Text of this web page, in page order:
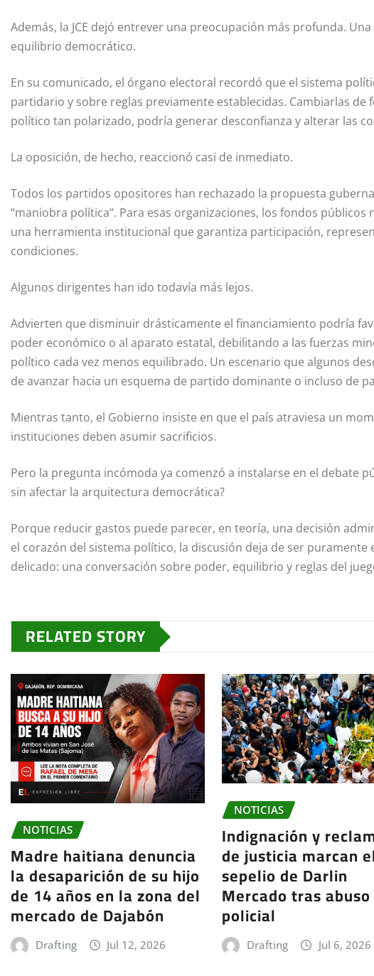
Además, la JCE dejó entrever una preocupación más profunda.
equilibrio democrático.
En su comunicado, el órgano electoral recordó que el sistema
partidario y sobre reglas previamente establecidas. Cambiarlas
político tan polarizado, podría generar desconfianza y alterar las
La oposición, de hecho, reaccionó casi de inmediato.
Todos los partidos opositores han rechazado la propuesta
“maniobra política”. Para esas organizaciones, los fondos
una herramienta institucional que garantiza participación,
condiciones.
Algunos dirigentes han ido todavía más lejos.
Advierten que disminuir drásticamente el financiamiento podría
poder económico o al aparato estatal, debilitando a las fuerzas
político cada vez menos equilibrado. Un escenario que algunos
de avanzar hacia un esquema de partido dominante o incluso de
Mientras tanto, el Gobierno insiste en que el país atraviesa un
instituciones deben asumir sacrificios.
Pero la pregunta incómoda ya comenzó a instalarse en el debate
sin afectar la arquitectura democrática?
Porque reducir gastos puede parecer, en teoría, una decisión
el corazón del sistema político, la discusión deja de ser
delicado: una conversación sobre poder, equilibrio y reglas del
RELATED STORY
NOTICIAS
Madre haitiana denuncia
la desaparición de su hijo
de 14 años en la zona del
mercado de Dajabón
Drafting Jul 12, 2026
NOTICIAS
Indignación y
de justicia marcan
sepelio de Darlin
Mercado tras abuso
policial
Drafting Jul 6, 2026